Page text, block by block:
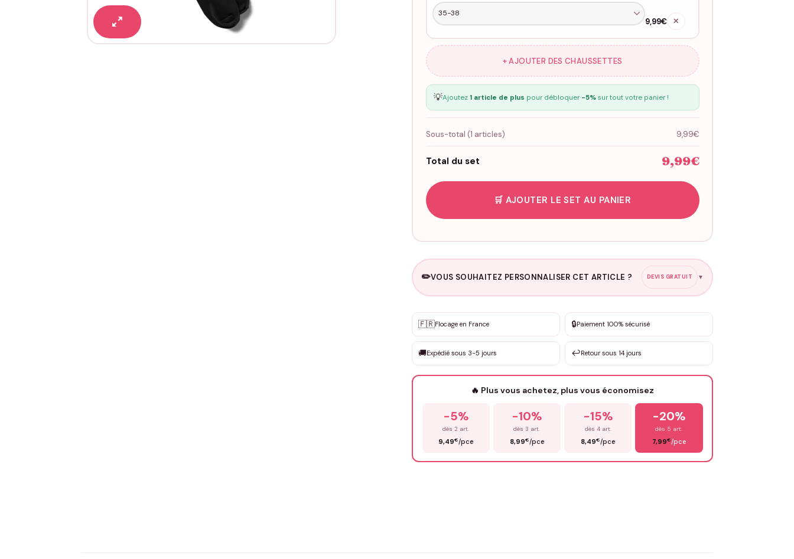
9,99€ ✕
+ AJOUTER DES CHAUSSETTES
💡Ajoutez 1 article de plus pour débloquer -5%sur tout votre panier !
Sous-total (1 articles) 9,99€
Total du set 9,99€
🛒 AJOUTER LE SET AU PANIER
✏️VOUS SOUHAITEZ PERSONNALISER CET ARTICLE ? DEVIS GRATUIT ▼
✨ Personnalisation sur mesure
DEVIS GRATUIT · Personnalisation de 3 à 10€ selon la demande
Que souhaitez-vous ?
🇫🇷Flocage en France 🔒Paiement 100% sécurisé
🚚Expédié sous 3-5 jours ↩️Retour sous 14 jours
🔥 Plus vous achetez, plus vous économisez
-5%
dès 2 art.
9,49€/pce
-10%
dès 3 art.
8,99€/pce
-15%
dès 4 art.
8,49€/pce
-20%
dès 5 art.
7,99€/pce